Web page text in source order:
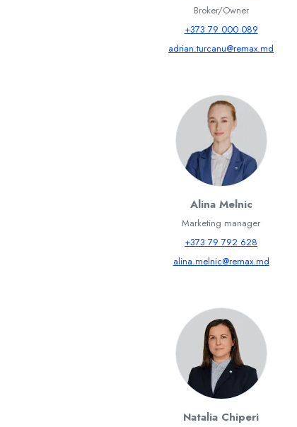
Broker/Owner
+373 79 000 089
adrian.turcanu@remax.md
Alina Melnic
Marketing manager
+373 79 792 628
alina.melnic@remax.md
Natalia Chiperi